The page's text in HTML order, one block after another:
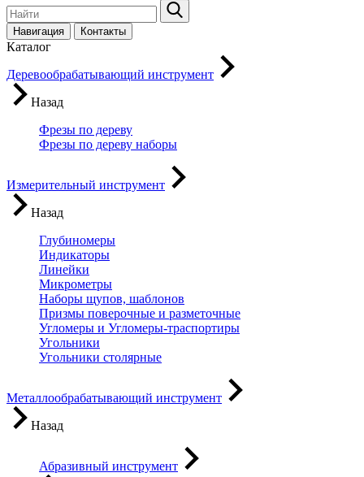
Навигация Контакты
Каталог
Деревообрабатывающий инструмент
Назад
Фрезы по дереву
Фрезы по дереву наборы
Измерительный инструмент
Назад
Глубиномеры
Индикаторы
Линейки
Микрометры
Наборы щупов, шаблонов
Призмы поверочные и разметочные
Угломеры и Угломеры-траспортиры
Угольники
Угольники столярные
Металлообрабатывающий инструмент
Назад
Абразивный инструмент